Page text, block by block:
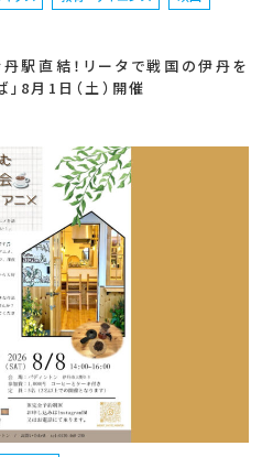
駅直結！リータで戦国の伊丹を
」8月1日（土）開催